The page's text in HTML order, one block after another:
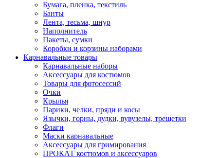
Бумага, пленка, текстиль
Банты
Лента, тесьма, шнур
Наполнитель
Пакеты, сумки
Коробки и корзины наборами
Карнавальные товары
Карнавальные наборы
Аксессуары для костюмов
Товары для фотосессий
Очки
Крылья
Парики, челки, пряди и косы
Язычки, горны, дудки, вувузелы, трещетки
Флаги
Маски карнавальные
Аксессуары для гримирования
ПРОКАТ костюмов и аксессуаров